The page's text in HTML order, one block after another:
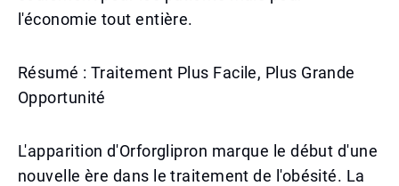
l'économie tout entière.
Résumé : Traitement Plus Facile, Plus Grande
Opportunité
L'apparition d'Orforglipron marque le début d'une
nouvelle ère dans le traitement de l'obésité. La